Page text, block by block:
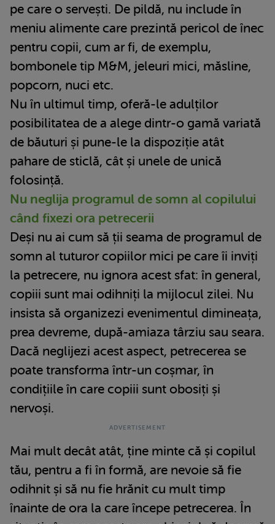
pe care o servești. De pildă, nu include în
meniu alimente care prezintă pericol de înec
pentru copii, cum ar fi, de exemplu,
bombonele tip M&M, jeleuri mici, măsline,
popcorn, nuci etc.
Nu în ultimul timp, oferă-le adulților
posibilitatea de a alege dintr-o gamă variată
de băuturi și pune-le la dispoziție atât
pahare de sticlă, cât și unele de unică
folosință.
Nu neglija programul de somn al copilului
când fixezi ora petrecerii
Deși nu ai cum să ții seama de programul de
somn al tuturor copiilor mici pe care îi inviți
la petrecere, nu ignora acest sfat: în general,
copiii sunt mai odihniți la mijlocul zilei. Nu
insista să organizezi evenimentul dimineața,
prea devreme, după-amiaza târziu sau seara.
Dacă neglijezi acest aspect, petrecerea se
poate transforma într-un coșmar, în
condițiile în care copiii sunt obosiți și
nervoși.
Mai mult decât atât, ține minte că și copilul
tău, pentru a fi în formă, are nevoie să fie
odihnit și să nu fie hrănit cu mult timp
înainte de ora la care începe petrecerea. În